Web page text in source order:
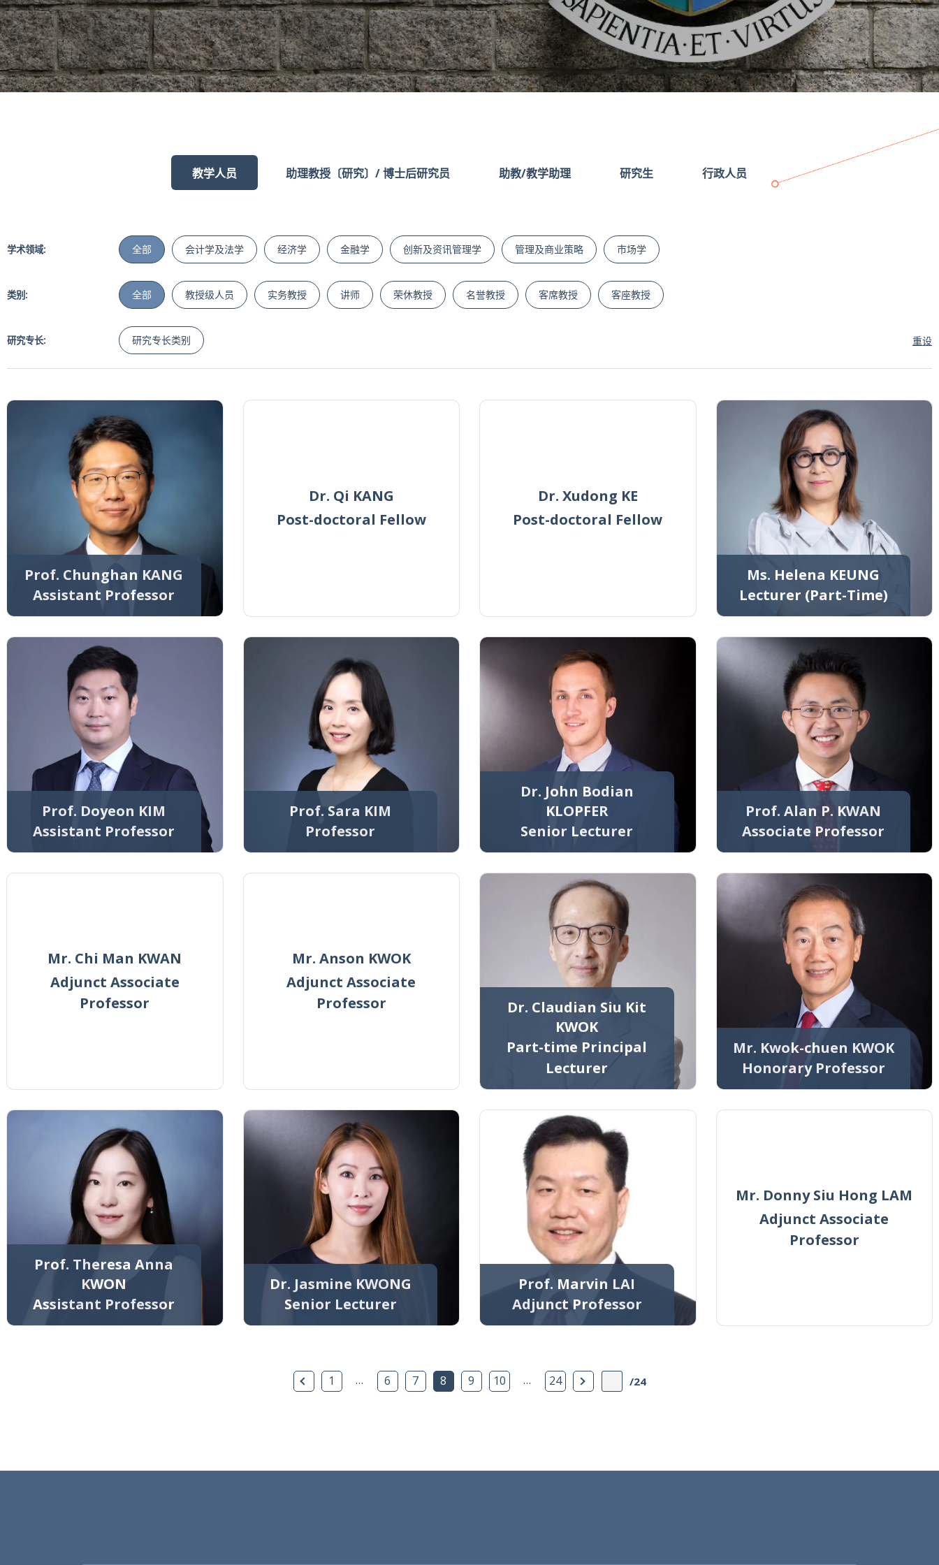
教学人员 助理教授〔研究〕/ 博士后研究员 助教/教学助理 研究生 行政人员
学术领域: 全部 会计学及法学 经济学 金融学 创新及资讯管理学 管理及商业策略 市场学
类别: 全部 教授级人员 实务教授 讲师 荣休教授 名誉教授 客席教授 客座教授
研究专长: 研究专长类别 重设
Prof. Chunghan KANG
Assistant Professor
Dr. Qi KANG
Post-doctoral Fellow
Dr. Xudong KE
Post-doctoral Fellow
Ms. Helena KEUNG
Lecturer (Part-Time)
Prof. Doyeon KIM
Assistant Professor
Prof. Sara KIM
Professor
Dr. John Bodian
KLOPFER
Senior Lecturer
Prof. Alan P. KWAN
Associate Professor
Mr. Chi Man KWAN
Adjunct Associate
Professor
Mr. Anson KWOK
Adjunct Associate
Professor
Dr. Claudian Siu Kit
KWOK
Part-time Principal
Lecturer
Mr. Kwok-chuen KWOK
Honorary Professor
Prof. Theresa Anna
KWON
Assistant Professor
Dr. Jasmine KWONG
Senior Lecturer
Prof. Marvin LAI
Adjunct Professor
Mr. Donny Siu Hong LAM
Adjunct Associate
Professor
上一页
1 … 6 7 8 9 10 … 24 下一页 /24